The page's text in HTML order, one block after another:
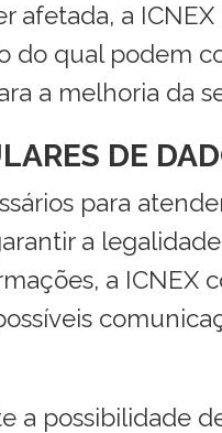
afetada, a
do qual podem
a melhoria da
DE
para
a
a ICNEX
a possibilidade